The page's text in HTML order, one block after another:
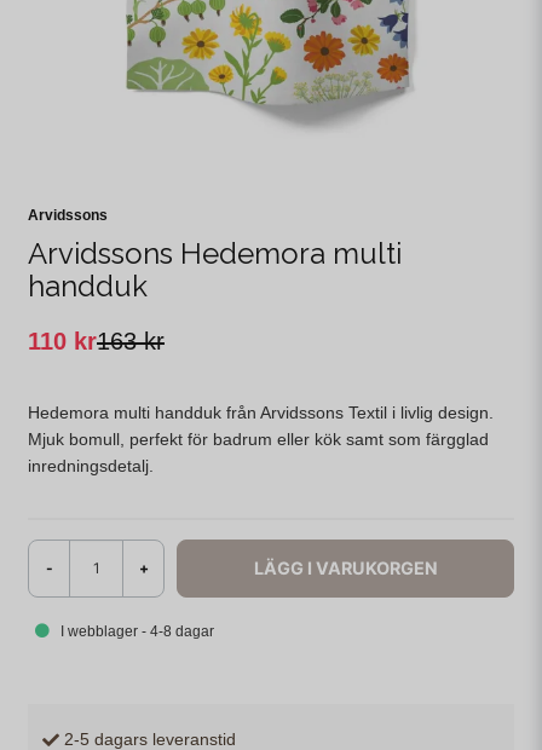
Arvidssons
Arvidssons Hedemora multi
handduk
163 kr
110 kr
Hedemora multi handduk från Arvidssons Textil i livlig design.
Mjuk bomull, perfekt för badrum eller kök samt som färgglad
inredningsdetalj.
- + LÄGG I VARUKORGEN
I webblager - 4-8 dagar
2-5 dagars leveranstid